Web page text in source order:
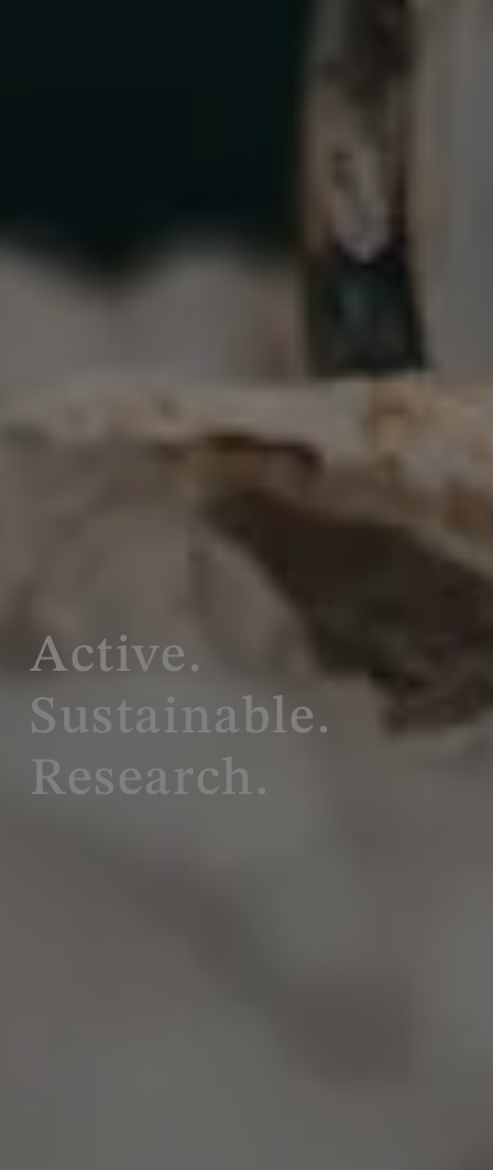
Active.
Sustainable.
Research.